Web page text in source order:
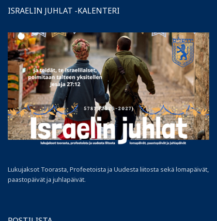
ISRAELIN JUHLAT -KALENTERI
Lukujaksot Toorasta, Profeetoista ja Uudesta liitosta sekä lomapäivät,
paastopäivät ja juhlapäivät.